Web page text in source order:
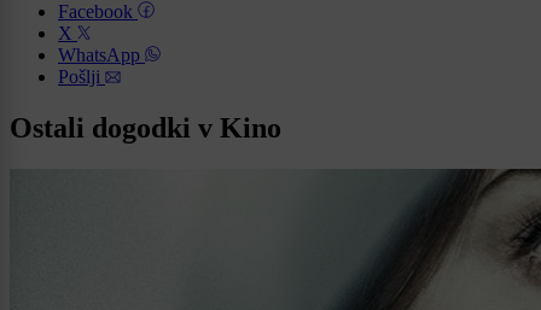
Facebook
X
WhatsApp
Pošlji
Ostali dogodki v Kino